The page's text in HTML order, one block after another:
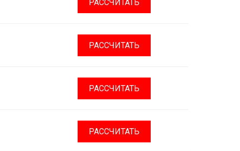
РАССЧИТАТЬ
РАССЧИТАТЬ
РАССЧИТАТЬ
РАССЧИТАТЬ